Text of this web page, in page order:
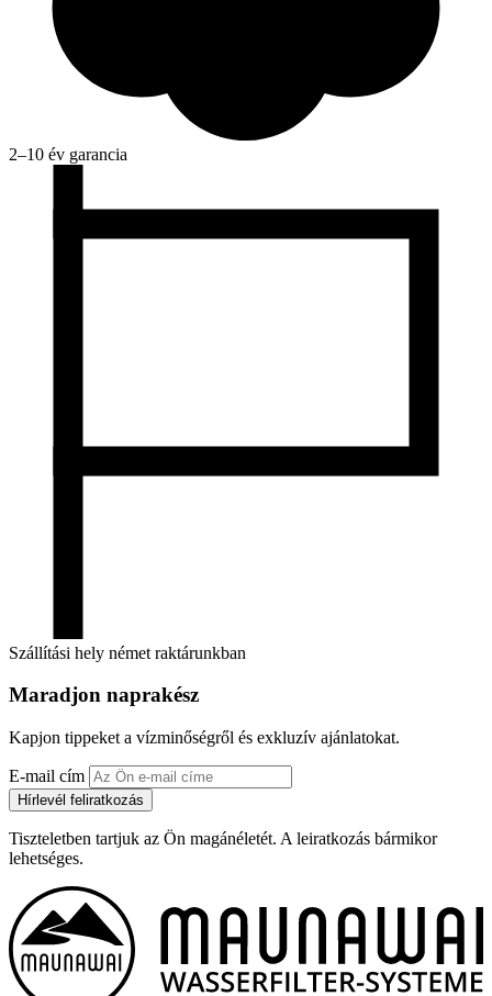
2–10 év garancia
Szállítási hely német raktárunkban
Maradjon naprakész
Kapjon tippeket a vízminőségről és exkluzív ajánlatokat.
E-mail cím
Hírlevél feliratkozás
Tiszteletben tartjuk az Ön magánéletét. A leiratkozás bármikor
lehetséges.